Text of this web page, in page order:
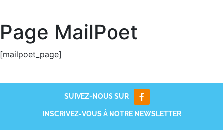
Page MailPoet
[mailpoet_page]
SUIVEZ-NOUS SUR
INSCRIVEZ-VOUS À NOTRE NEWSLETTER